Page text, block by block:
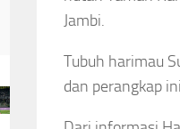
Jambi.
Tubuh harimau
dan perangkap